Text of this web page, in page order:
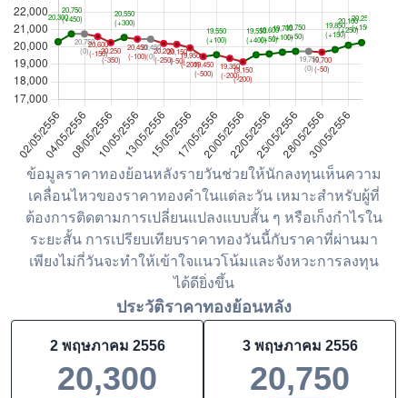
ข้อมูลราคาทองย้อนหลังรายวันช่วยให้นักลงทุนเห็นความ
เคลื่อนไหวของราคาทองคำในแต่ละวัน เหมาะสำหรับผู้ที่
ต้องการติดตามการเปลี่ยนแปลงแบบสั้น ๆ หรือเก็งกำไรใน
ระยะสั้น การเปรียบเทียบราคาทองวันนี้กับราคาที่ผ่านมา
เพียงไม่กี่วันจะทำให้เข้าใจแนวโน้มและจังหวะการลงทุน
ได้ดียิ่งขึ้น
ประวัติราคาทองย้อนหลัง
2 พฤษภาคม 2556
20,300
3 พฤษภาคม 2556
20,750